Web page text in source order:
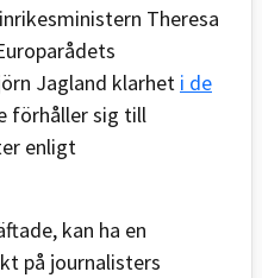
Theresa
Jagland klarhet i de
förhåller sig till
enligt
kan ha en
på journalisters